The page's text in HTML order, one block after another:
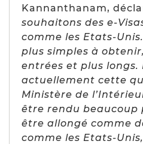
Kannanthanam,
souhaitons des e-
comme les Etats-
plus simples à
entrées et plus longs.
actuellement cette
Ministère de
être rendu beaucoup
être allongé comme
comme les Etats-